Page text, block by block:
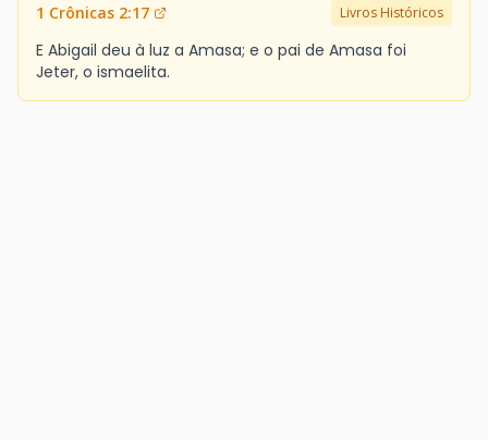
1 Crônicas 2:17 Livros Históricos
E Abigail deu à luz a Amasa; e o pai de Amasa foi
Jeter, o ismaelita.